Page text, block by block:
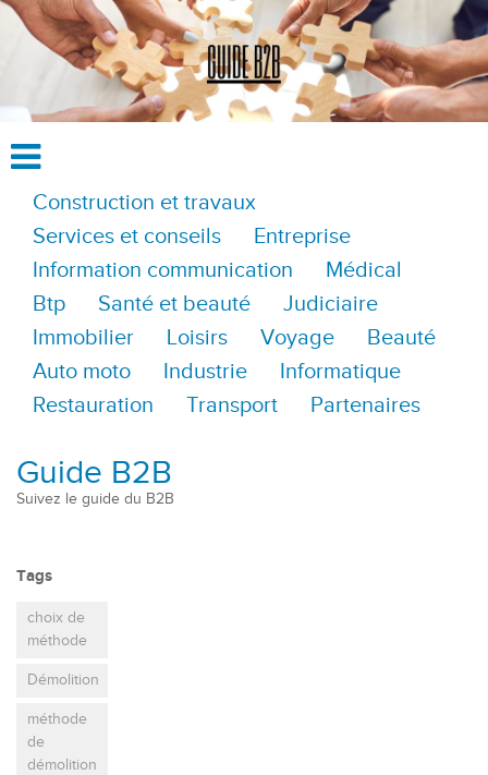
Construction et travaux
Services et conseils
Entreprise
Information communication
Médical
Btp
Santé et beauté
Judiciaire
Immobilier
Loisirs Voyage
Beauté
Auto moto
Industrie
Informatique
Restauration
Transport Partenaires
Guide B2B
Suivez le guide du B2B
Tags
choix de
méthode
Démolition
méthode
de
démolition